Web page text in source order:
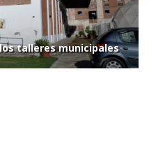
talleres municipales